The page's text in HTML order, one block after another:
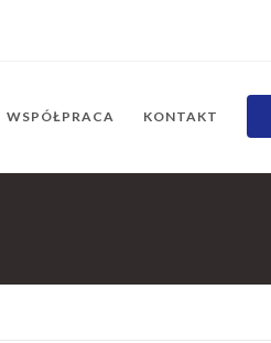
WSPÓŁPRACA KONTAKT